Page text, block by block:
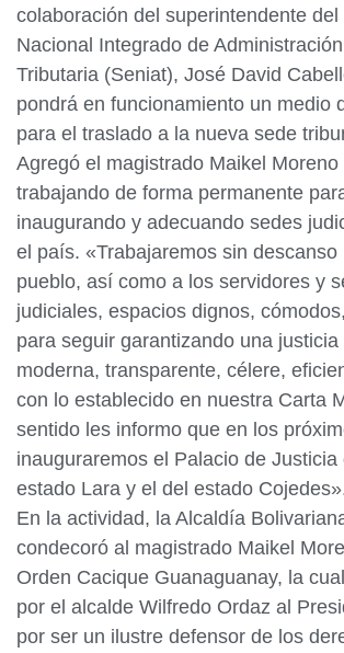
colaboración del superintendente del
Nacional Integrado de
Tributaria (Seniat), José David
pondrá en funcionamiento un medio
para el traslado a la nueva sede
Agregó el magistrado Maikel
trabajando de forma permanente
inaugurando y adecuando sedes
el país. «Trabajaremos sin descanso
pueblo, así como a los servidores y
judiciales, espacios dignos,
para seguir garantizando una justicia
moderna, transparente, célere,
con lo establecido en nuestra Carta
sentido les informo que en los
inauguraremos el Palacio de Justicia
estado Lara y el del estado
En la actividad, la Alcaldía
condecoró al magistrado Maikel
Orden Cacique Guanaguanay, la
por el alcalde Wilfredo Ordaz al
por ser un ilustre defensor de los